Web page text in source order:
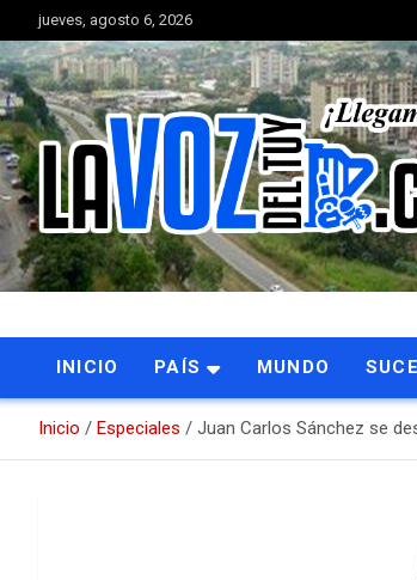
Saltar
al
contenido
jueves, agosto 6, 2026
La Voz del Tuy
Portal de noticias
INICIO PAÍS MUNDO
Inicio Especiales Juan Carlos Sánchez se